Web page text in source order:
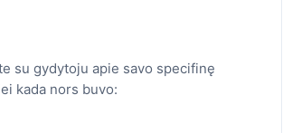
su gydytoju apie savo specifinę
kada nors buvo: